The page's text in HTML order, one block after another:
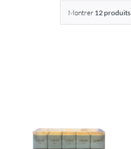
Montrer 12 produits